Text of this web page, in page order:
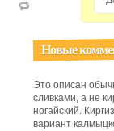
Новые
Это описан
сливками, а не
ногайский.
вариант